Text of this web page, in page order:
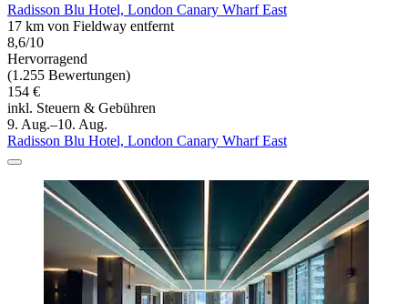
Radisson Blu Hotel, London Canary Wharf East
17 km von Fieldway entfernt
8,6/10
Hervorragend
(1.255 Bewertungen)
154 €
inkl. Steuern & Gebühren
9. Aug.–10. Aug.
Radisson Blu Hotel, London Canary Wharf East